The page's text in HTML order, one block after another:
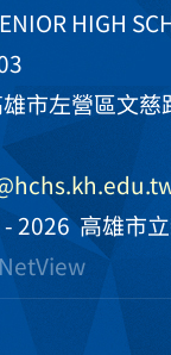
HIGH
市左營區文慈
2026高雄市
NetView